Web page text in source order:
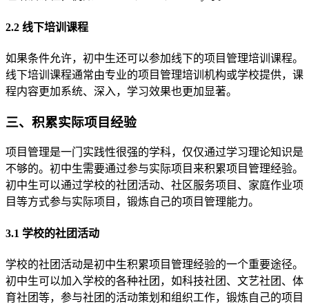
2.2 线下培训课程
如果条件允许，初中生还可以参加线下的项目管理培训课程。
线下培训课程通常由专业的项目管理培训机构或学校提供，课
程内容更加系统、深入，学习效果也更加显著。
三、积累实际项目经验
项目管理是一门实践性很强的学科，仅仅通过学习理论知识是
不够的。初中生需要通过参与实际项目来积累项目管理经验。
初中生可以通过学校的社团活动、社区服务项目、家庭作业项
目等方式参与实际项目，锻炼自己的项目管理能力。
3.1 学校的社团活动
学校的社团活动是初中生积累项目管理经验的一个重要途径。
初中生可以加入学校的各种社团，如科技社团、文艺社团、体
育社团等，参与社团的活动策划和组织工作，锻炼自己的项目